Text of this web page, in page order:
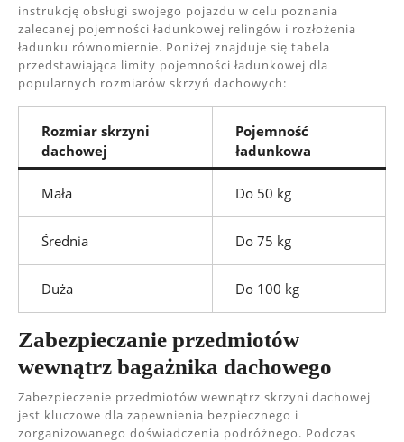
instrukcję obsługi swojego pojazdu w celu poznania
zalecanej pojemności ładunkowej relingów i rozłożenia
ładunku równomiernie. Poniżej znajduje się tabela
przedstawiająca limity pojemności ładunkowej dla
popularnych rozmiarów skrzyń dachowych:
Rozmiar skrzyni
dachowej
Pojemność
ładunkowa
Mała Do 50 kg
Średnia Do 75 kg
Duża Do 100 kg
Zabezpieczanie przedmiotów
wewnątrz bagażnika dachowego
Zabezpieczenie przedmiotów wewnątrz skrzyni dachowej
jest kluczowe dla zapewnienia bezpiecznego i
zorganizowanego doświadczenia podróżnego. Podczas